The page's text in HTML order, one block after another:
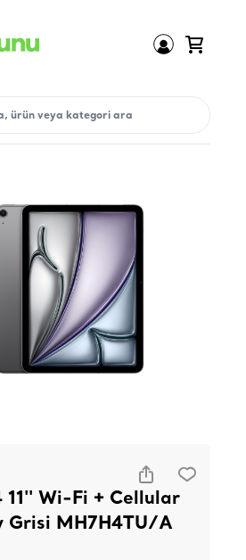
11'' Wi-Fi + Cellular
Grisi MH7H4TU/A